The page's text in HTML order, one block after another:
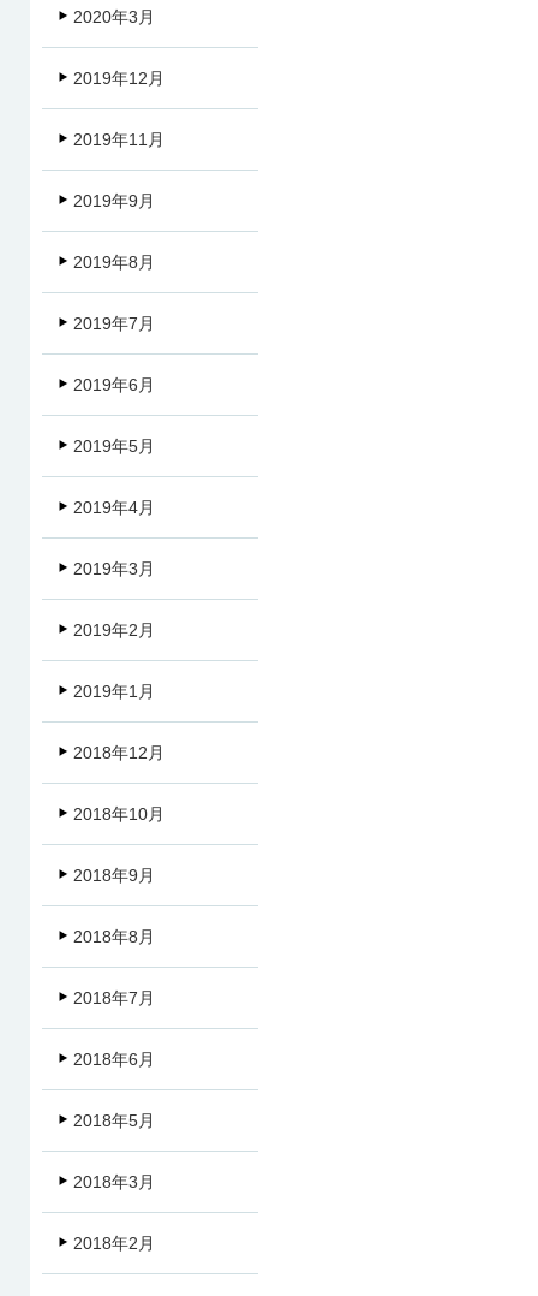
2020年3月
2019年12月
2019年11月
2019年9月
2019年8月
2019年7月
2019年6月
2019年5月
2019年4月
2019年3月
2019年2月
2019年1月
2018年12月
2018年10月
2018年9月
2018年8月
2018年7月
2018年6月
2018年5月
2018年3月
2018年2月